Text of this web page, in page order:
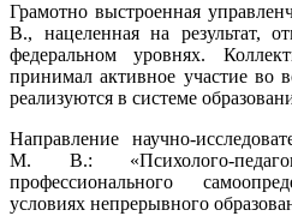
Грамотно выстроенная
В., нацеленная на результат,
федеральном уровнях.
принимал активное участие во
реализуются в системе
Направление научно-
М. В.: «Психолого-
профессионального
условиях непрерывного